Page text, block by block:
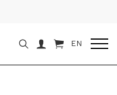
EN